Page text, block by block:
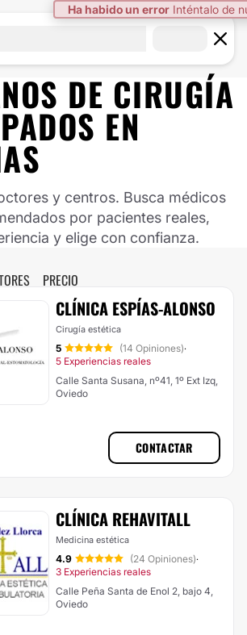
Ha habido un error Inténtalo de
DE CIRUGÍA
EN
y centros. Busca médicos
por pacientes reales,
y elige con confianza.
PRECIO
CLÍNICA ESPÍAS-ALONSO
Cirugía estética
5 (14 Opiniones)·
5 Experiencias reales
Calle Santa Susana, nº41, 1º Ext Izq,
Oviedo
CONTACTAR
CLÍNICA REHAVITALL
Medicina estética
4.9 (24 Opiniones)·
3 Experiencias reales
Calle Peña Santa de Enol 2, bajo 4,
Oviedo